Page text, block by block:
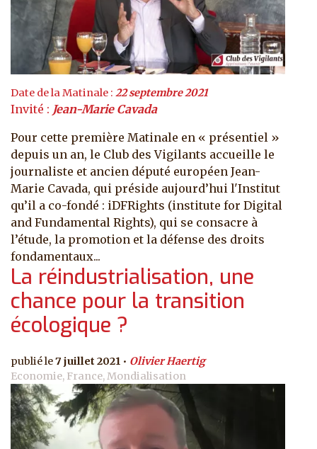
Date de la Matinale : 22 septembre 2021
Invité : Jean-Marie Cavada
Pour cette première Matinale en « présentiel »
depuis un an, le Club des Vigilants accueille le
journaliste et ancien député européen Jean-
Marie Cavada, qui préside aujourd’hui l'Institut
qu’il a co-fondé : iDFRights (institute for Digital
and Fundamental Rights), qui se consacre à
l’étude, la promotion et la défense des droits
fondamentaux...
La réindustrialisation, une
chance pour la transition
écologique ?
7 juillet 2021
Olivier Haertig
Economie, France, Mondialisation